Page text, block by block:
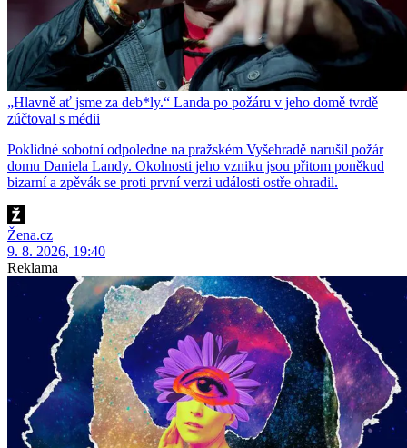
„Hlavně ať jsme za deb*ly.“ Landa po požáru v jeho domě tvrdě
zúčtoval s médii
Poklidné sobotní odpoledne na pražském Vyšehradě narušil požár
domu Daniela Landy. Okolnosti jeho vzniku jsou přitom poněkud
bizarní a zpěvák se proti první verzi události ostře ohradil.
Žena.cz
9. 8. 2026, 19:40
Reklama